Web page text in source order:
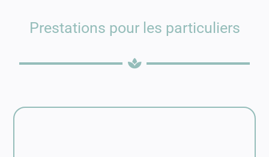
Prestations pour les particuliers